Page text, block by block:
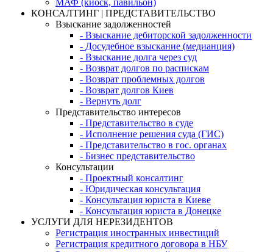
КОНСАЛТИНГ | ПРЕДСТАВИТЕЛЬСТВО
Взыскание задолженностей
- Взыскание дебиторской задолженности
- Досудебное взыскание (медианция)
- Взыскание долга через суд
- Возврат долгов по распискам
- Возврат проблемных долгов
- Возврат долгов Киев
- Вернуть долг
Представительство интересов
- Представительство в суде
- Исполнение решения суда (ГИС)
- Представительство в гос. органах
- Бизнес представительство
Консультации
- Проектный консалтинг
- Юридическая консультация
- Консультация юриста в Киеве
- Консультация юриста в Донецке
УСЛУГИ ДЛЯ НЕРЕЗИДЕНТОВ
Регистрация иностранных инвестиций
Регистрация кредитного договора в НБУ